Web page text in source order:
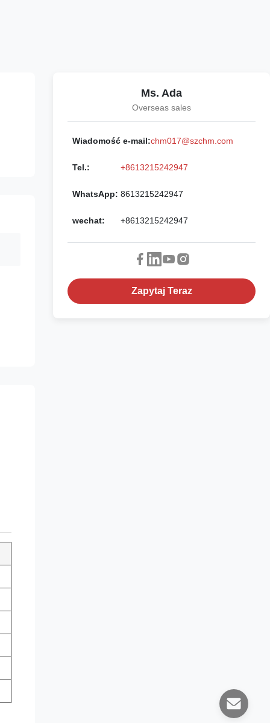
Ms. Ada
Overseas sales
Wiadomość e-mail:chm017@szchm.com
Tel.: +8613215242947
WhatsApp: 8613215242947
wechat: +8613215242947
Zapytaj Teraz